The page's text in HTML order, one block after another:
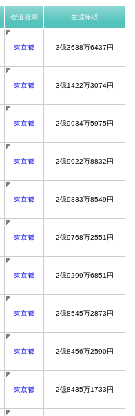
都道府県 生涯年収
東京都 3億3638万6437円
東京都 3億1422万3074円
東京都 2億9934万5975円
東京都 2億9922万8832円
東京都 2億9833万8549円
東京都 2億9768万2551円
東京都 2億9299万6851円
東京都 2億8545万2873円
東京都 2億8456万2590円
東京都 2億8435万1733円